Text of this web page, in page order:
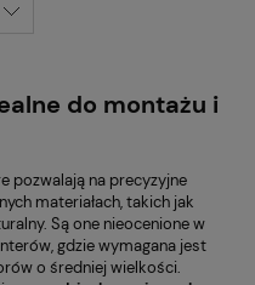
do montażu i
pozwalają na precyzyjne
materiałach, takich jak
Są one nieocenione w
gdzie wymagana jest
o średniej wielkości.